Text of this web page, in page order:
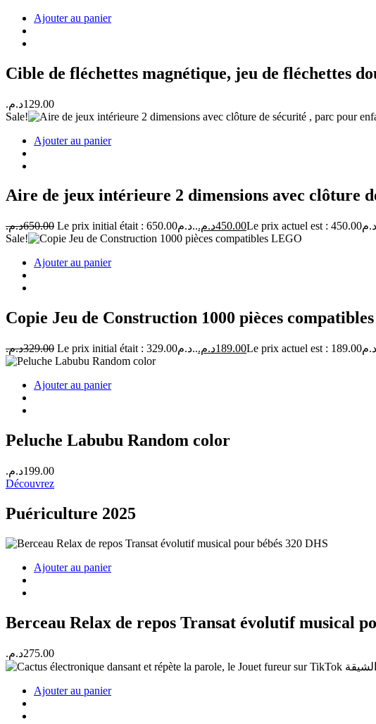
Ajouter au panier
Cible de fléchettes magnétique, jeu de fléchettes
129.00د.م.
Sale!
Ajouter au panier
Aire de jeux intérieure 2 dimensions avec clôture
650.00د.م. Le prix initial était : 650.00د.م.. 450.00د.م.
Sale!
Ajouter au panier
Copie Jeu de Construction 1000 pièces
329.00د.م. Le prix initial était : 329.00د.م.. 189.00د.م.
Ajouter au panier
Peluche Labubu Random color
199.00د.م.
Découvrez
Puériculture 2025
Ajouter au panier
Berceau Relax de repos Transat évolutif musical
275.00د.م.
Ajouter au panier